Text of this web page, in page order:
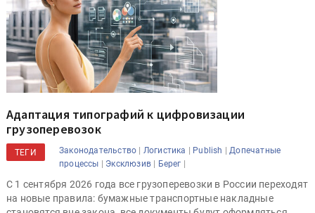
Адаптация типографий к цифровизации
грузоперевозок
ТЕГИ Законодательство | Логистика | Publish | Допечатные
процессы | Эксклюзив | Берег |
С 1 сентября 2026 года все грузоперевозки в России переходят
на новые правила: бумажные транспортные накладные